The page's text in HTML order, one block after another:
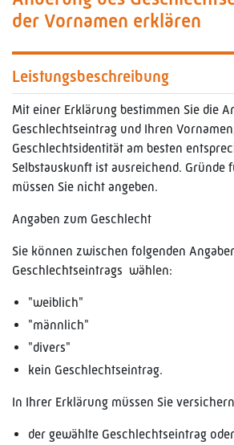
der Vornamen erklären
Leistungsbeschreibung
Mit einer Erklärung bestimmen Sie die
Geschlechtseintrag und Ihren
Geschlechtsidentität am besten
Selbstauskunft ist ausreichend. Gründe
müssen Sie nicht angeben.
Angaben zum Geschlecht
Sie können zwischen folgenden
Geschlechtseintrags wählen:
"weiblich"
"männlich"
"divers"
kein Geschlechtseintrag.
In Ihrer Erklärung müssen Sie
der gewählte Geschlechtseintrag